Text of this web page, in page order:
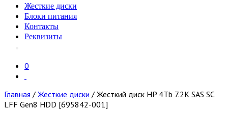
Жесткие диски
Блоки питания
Контакты
Реквизиты
0
Главная / Жесткие диски / Жесткий диск HP 4Tb 7.2K SAS SC
LFF Gen8 HDD [695842-001]